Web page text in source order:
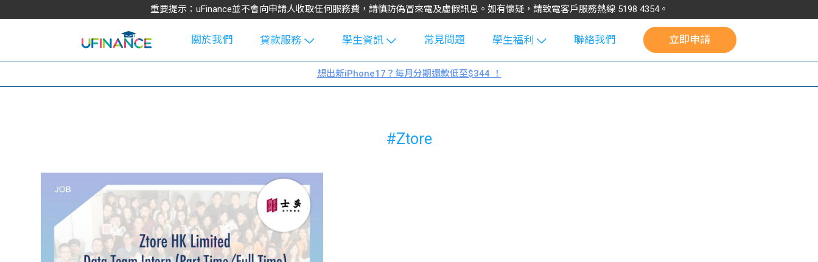
重要提示：uFinance並不會向申請人收取任何服務費，請慎防偽冒來電及虛假訊息。如有懷疑，請致電客戶服務熱線 5198 4354。
關於我們
貸款服務
學生貸款
貸款
貸款計數
網上私人貸
學生資訊
Blog
大專生筍
常見問題
學生福利
uFinance 校
園贊助
聯絡我們 立即申請
想出新iPhone17？每月分期還款低至$344 ！
#Ztore